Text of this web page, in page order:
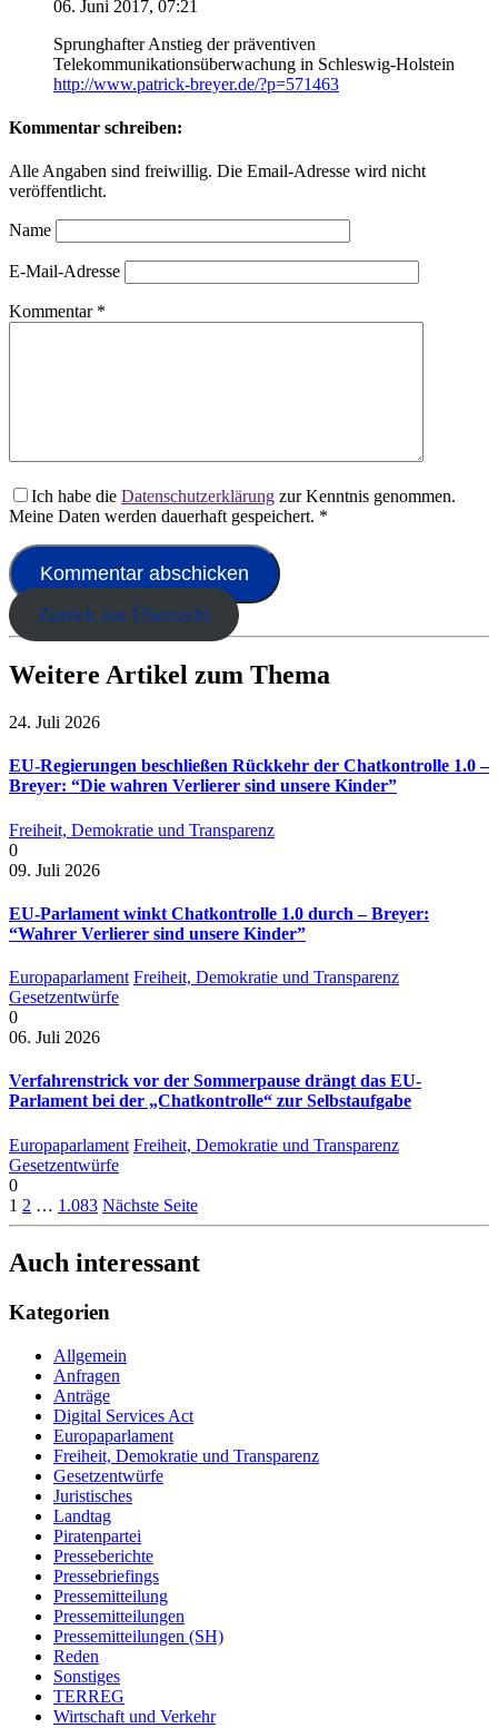
06. Juni 2017, 07:21
Sprunghafter Anstieg der präventiven
Telekommunikationsüberwachung in Schleswig-Holstein
http://www.patrick-breyer.de/?p=571463
Kommentar schreiben:
Alle Angaben sind freiwillig. Die Email-Adresse wird nicht
veröffentlicht.
Name
E-Mail-Adresse
Kommentar *
Ich habe die Datenschutzerklärung zur Kenntnis genommen.
Meine Daten werden dauerhaft gespeichert. *
Zurück zur Übersicht
Weitere Artikel zum Thema
24. Juli 2026
EU-Regierungen beschließen Rückkehr der Chatkontrolle 1.0 –
Breyer: “Die wahren Verlierer sind unsere Kinder”
Freiheit, Demokratie und Transparenz
0
09. Juli 2026
EU-Parlament winkt Chatkontrolle 1.0 durch – Breyer:
“Wahrer Verlierer sind unsere Kinder”
Europaparlament Freiheit, Demokratie und Transparenz
Gesetzentwürfe
0
06. Juli 2026
Verfahrenstrick vor der Sommerpause drängt das EU-
Parlament bei der „Chatkontrolle“ zur Selbstaufgabe
Europaparlament Freiheit, Demokratie und Transparenz
Gesetzentwürfe
0
1 2 … 1.083 Nächste Seite
Auch interessant
Kategorien
Allgemein
Anfragen
Anträge
Digital Services Act
Europaparlament
Freiheit, Demokratie und Transparenz
Gesetzentwürfe
Juristisches
Landtag
Piratenpartei
Presseberichte
Pressebriefings
Pressemitteilung
Pressemitteilungen
Pressemitteilungen (SH)
Reden
Sonstiges
TERREG
Wirtschaft und Verkehr